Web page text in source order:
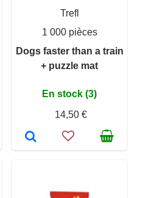
Trefl
1 000 pièces
Dogs faster than a train
+ puzzle mat
En stock (3)
14,50 €